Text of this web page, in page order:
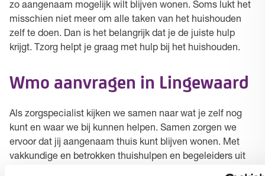
zo aangenaam mogelijk wilt blijven wonen. Soms lukt het
misschien niet meer om alle taken van het huishouden
zelf te doen. Dan is het belangrijk dat je de juiste hulp
krijgt. Tzorg helpt je graag met hulp bij het huishouden.
Wmo aanvragen in Lingewaard
Als zorgspecialist kijken we samen naar wat je zelf nog
kunt en waar we bij kunnen helpen. Samen zorgen we
ervoor dat jij aangenaam thuis kunt blijven wonen. Met
vakkundige en betrokken thuishulpen en begeleiders uit